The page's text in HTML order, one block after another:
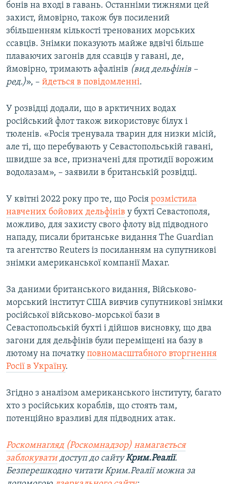
бонів на вході в гавань. Останніми тижнями цей
захист, ймовірно, також був посилений
збільшенням кількості тренованих морських
ссавців. Знімки показують майже вдвічі більше
плаваючих загонів для ссавців у гавані, де,
ймовірно, тримають афалінів (вид дельфінів –
ред.)», – йдеться в повідомленні.
У розвідці додали, що в арктичних водах
російський флот також використовує білух і
тюленів. «Росія тренувала тварин для низки місій,
але ті, що перебувають у Севастопольській гавані,
швидше за все, призначені для протидії ворожим
водолазам», – заявили в британській розвідці.
У квітні 2022 року про те, що Росія розмістила
навчених бойових дельфінів у бухті Севастополя,
можливо, для захисту свого флоту від підводного
нападу, писали британське видання The Guardian
та агентство Reuters із посиланням на супутникові
знімки американської компанії Maxar.
За даними британського видання, Військово-
морський інститут США вивчив супутникові знімки
російської військово-морської бази в
Севастопольській бухті і дійшов висновку, що два
загони для дельфінів були переміщені на базу в
лютому на початку повномасштабного вторгнення
Росії в Україну.
Згідно з аналізом американського інституту, багато
хто з російських кораблів, що стоять там,
потенційно вразливі для підводних атак.
Роскомнагляд (Роскомнадзор) намагається
заблокуватидоступ до сайтуКрим.Реалії.
Безперешкодно читати Крим.Реалії можна за